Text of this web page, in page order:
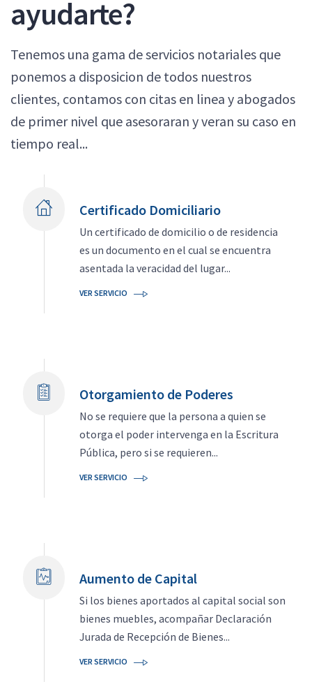
ayudarte?
Tenemos una gama de servicios notariales que
ponemos a disposicion de todos nuestros
clientes, contamos con citas en linea y abogados
de primer nivel que asesoraran y veran su caso en
tiempo real...
Certificado Domiciliario
Un certificado de domicilio o de residencia
es un documento en el cual se encuentra
asentada la veracidad del lugar...
VER SERVICIO
Otorgamiento de Poderes
No se requiere que la persona a quien se
otorga el poder intervenga en la Escritura
Pública, pero si se requieren...
VER SERVICIO
Aumento de Capital
Si los bienes aportados al capital social son
bienes muebles, acompañar Declaración
Jurada de Recepción de Bienes...
VER SERVICIO